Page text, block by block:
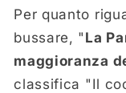
Per quanto
bussare, "La
maggioranza
classifica "Il